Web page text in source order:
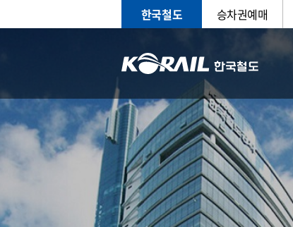
한국철도 승차권예매
CEO